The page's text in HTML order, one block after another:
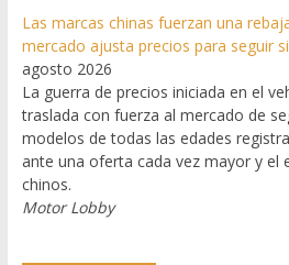
Las marcas chinas fuerzan una
mercado ajusta precios para seguir
agosto 2026
La guerra de precios iniciada en el
traslada con fuerza al mercado de
modelos de todas las edades
ante una oferta cada vez mayor y el
chinos.
Motor Lobby